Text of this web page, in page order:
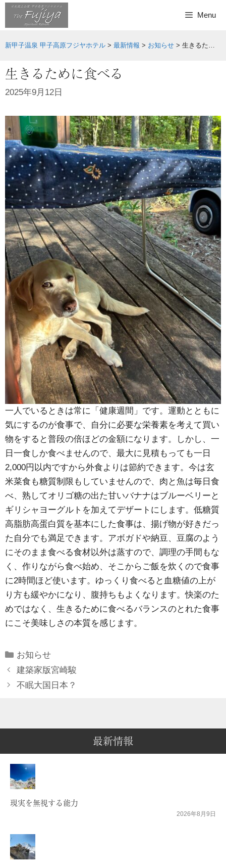
Skip
Menu
新甲子温泉 甲子高原フジヤホテル > 最新情報 > お知らせ > 生きるために食べる
生きるために食べる
2025年9月12日
一人でいるときは常に「健康週間」です。運動とともに
気にするのが食事で、自分に必要な栄養素を考えて買い
物をすると普段の倍ほどの金額になります。しかし、一
日一食しか食べませんので、最大に見積もっても一日
2,000円以内ですから外食よりは節約できます。今は玄
米菜食も糖質制限もしていませんので、肉と魚は毎日食
べ、熟してオリゴ糖の出た甘いバナナはブルーベリーと
ギリシャヨーグルトを加えてデザートにします。低糖質
高脂肪高蛋白質を基本にした食事は、揚げ物が好きだっ
た自分でも満足できます。アボガドや納豆、豆腐のよう
にそのまま食べる食材以外は蒸すので、調理の手間もな
く、作りながら食べ始め、そこからご飯を炊くので食事
に2時間ほど使います。ゆっくり食べると血糖値の上が
り方も緩やかになり、腹持ちもよくなります。快楽のた
めではなく、生きるために食べるバランスのとれた食事
にこそ美味しさの本質を感じます。
Categories
お知らせ
建築家版宮崎駿
不眠大国日本？
最新情報
現実を無視する能力
2026年8月9日